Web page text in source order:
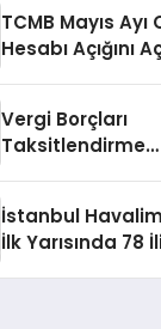
TCMB Mayıs
Hesabı Açığını
Vergi Borçları
Taksitlendirme
İstanbul
İlk Yarısında 78